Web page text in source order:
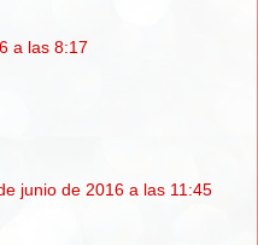
a las 8:17
junio de 2016 a las 11:45